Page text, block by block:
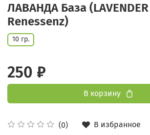
ЛАВАНДА База (LAVENDER
Renessenz)
(0)
В избранное
10 гр.
250 ₽
В корзину